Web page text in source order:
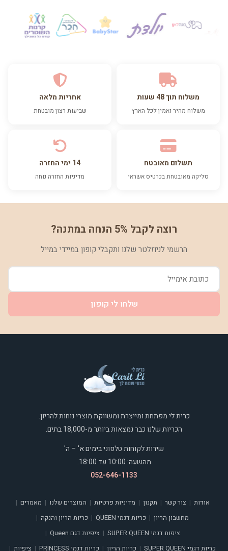
משלוח תוך 48 שעות
משלוח מהיר ואמין לכל הארץ
אחריות מלאה
שביעות רצון מובטחת
תשלום מאובטח
סליקה מאובטחת בכרטיס אשראי
14 ימי החזרה
מדיניות החזרה נוחה
רוצה לקבל 5% הנחה במתנה?
הרשמי לניוזלטר שלנו ותקבלי קופון במיידי במייל
שלחו לי קופון
כרית לי מפתחת ומייצרת ומשווקת מוצרי נוחות להריון.
הכריות שלנו כבר נמצאות ביותר מ-18,000 בתים.
שירות לקוחות טלפוני בימים א' – ה'
מהשעה: 10:00 עד 18:00.
052-646-1133
אודות | צור קשר | תקנון | מדיניות פרטיות | המוצרים שלנו | מאמרים |
מחשבון הריון | כריות דגמי QUEEN | כריות הריון והנקה |
ציפות דגמי SUPER QUEEN | ציפיות דגם Queen |
כריות דגמי SUPER QUEEN | כריות הריון | כריות דגמי PRINCESS | ציפיות |